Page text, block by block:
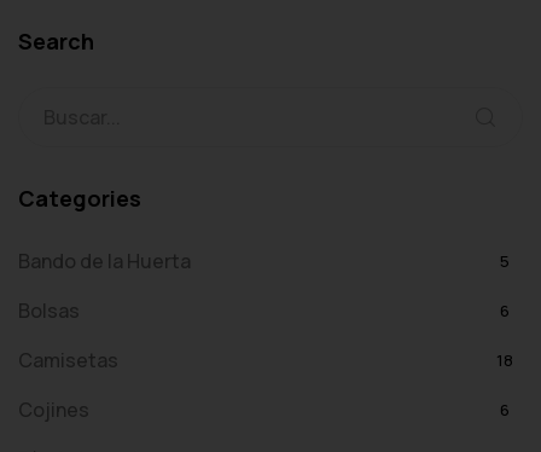
Search
Categories
Bando de la Huerta 5
Bolsas 6
Camisetas 18
Cojines 6